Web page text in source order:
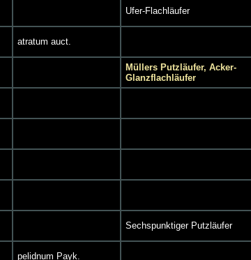
Ufer-Flachläufer
atratum auct.
Müllers Putzläufer, Acker-
Glanzflachläufer
Sechspunktiger Putzläufer
pelidnum Payk.